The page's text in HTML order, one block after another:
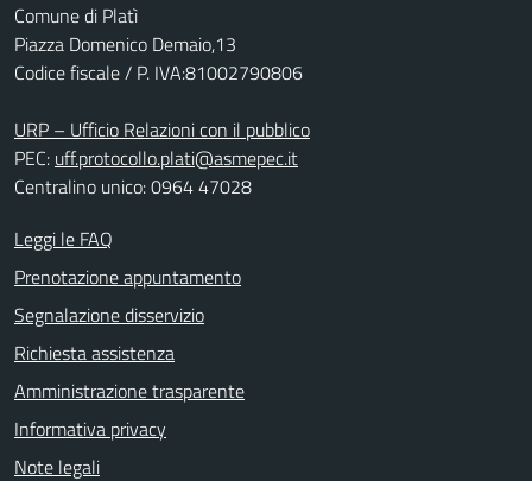
Comune di Platì
Piazza Domenico Demaio,13
Codice fiscale / P. IVA:81002790806
URP – Ufficio Relazioni con il pubblico
PEC: uff.protocollo.plati@asmepec.it
Centralino unico: 0964 47028
Leggi le FAQ
Prenotazione appuntamento
Segnalazione disservizio
Richiesta assistenza
Amministrazione trasparente
Informativa privacy
Note legali